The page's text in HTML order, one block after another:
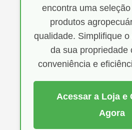
encontra uma
produtos
qualidade. Simplifique
da sua propriedade
conveniência e
Acessar a Loja e
Agora